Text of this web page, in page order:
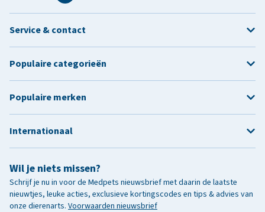
Wil je niets missen?
Schrijf je nu in voor de Medpets nieuwsbrief met daarin de laatste
nieuwtjes, leuke acties, exclusieve kortingscodes en tips & advies van
onze dierenarts. Voorwaarden nieuwsbrief
Service & contact
Populaire categorieën
Populaire merken
Internationaal